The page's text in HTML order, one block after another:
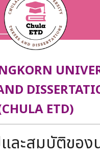
ETD)
ละสมบัติของ